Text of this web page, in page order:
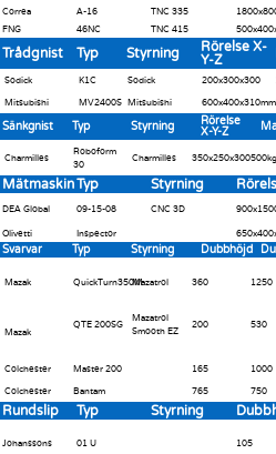
Correa
A-16 TNC 335
FNG
46NC TNC 415
Trådgnist Typ Styrning
Rörelse X-
Y-Z
Sodick K1C Sodick 200x300x300
Mitsubishi
MV2400S Mitsubishi 600x400x310mm
Sänkgnist Typ Styrning
Rörelse
X-Y-Z
Charmilles
Roboform
30
Charmilles 350x250x300500kg
MätmaskinTyp Styrning
DEA Global 09-15-08 CNC 3D
Olivetti
Inspector
Svarvar Typ Styrning Dubbhöjd
Mazak QuickTurn350MMazatrol 360 1250
Mazak
QTE 200SG
Mazatrol
Smooth EZ
200 530
Colchester Master 200 165 1000
Colchester
Bantam 765 750
Rundslip Typ Styrning
Johanssons 01 U 105